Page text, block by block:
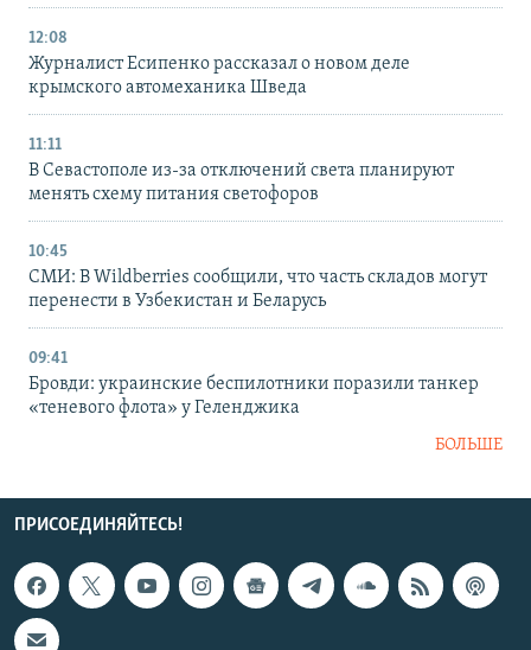
12:08
Журналист Есипенко рассказал о новом деле
крымского автомеханика Шведа
11:11
В Севастополе из-за отключений света планируют
менять схему питания светофоров
10:45
СМИ: В Wildberries сообщили, что часть складов могут
перенести в Узбекистан и Беларусь
09:41
Бровди: украинские беспилотники поразили танкер
«теневого флота» у Геленджика
БОЛЬШЕ
ПРИСОЕДИНЯЙТЕСЬ!